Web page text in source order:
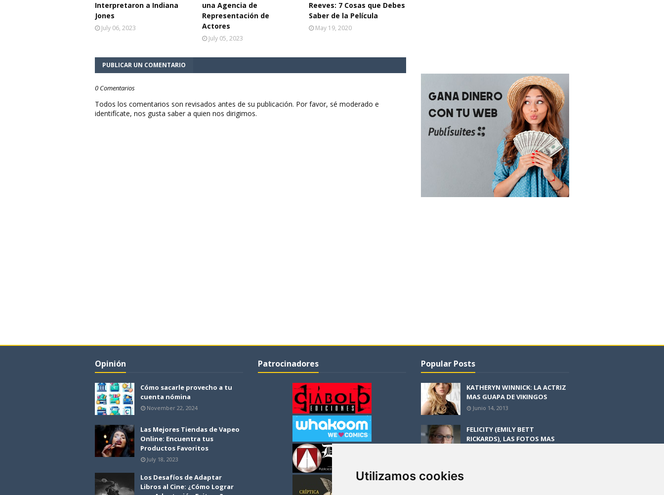
Utilizamos cookies
Interpretaron a Indiana
Jones
July 06, 2023
una Agencia de
Representación de
Actores
July 05, 2023
Reeves: 7 Cosas que Debes
Saber de la Película
May 19, 2020
PUBLICAR UN COMENTARIO
0 Comentarios
Todos los comentarios son revisados antes de su publicación. Por favor, sé moderado e
identifícate, nos gusta saber a quien nos dirigimos.
Opinión
Cómo sacarle provecho a tu
cuenta nómina
November 22, 2024
Las Mejores Tiendas de Vapeo
Online: Encuentra tus
Productos Favoritos
July 18, 2023
Los Desafíos de Adaptar
Libros al Cine: ¿Cómo Lograr
Patrocinadores Popular Posts
KATHERYN WINNICK: LA ACTRIZ
MAS GUAPA DE VIKINGOS
Junio 14, 2013
FELICITY (EMILY BETT
RICKARDS), LAS FOTOS MAS